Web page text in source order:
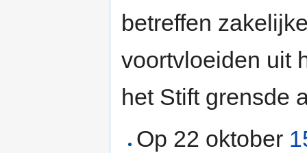
betreffen
voortvloeiden uit
het Stift grensde
Op 22 oktober